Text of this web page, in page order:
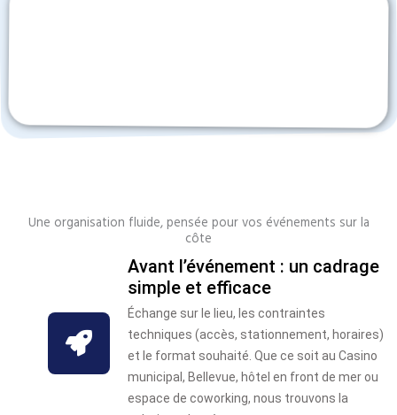
Une organisation fluide, pensée pour vos événements sur la
côte
Avant l’événement : un cadrage
simple et efficace
Échange sur le lieu, les contraintes
techniques (accès, stationnement, horaires)
et le format souhaité. Que ce soit au Casino
municipal, Bellevue, hôtel en front de mer ou
espace de coworking, nous trouvons la